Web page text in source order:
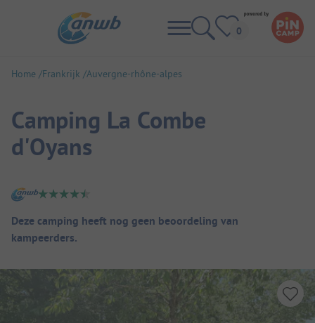
Home Frankrijk Auvergne-rhône-alpes
Camping La Combe
d'Oyans
Camping overzicht
Deze camping heeft nog geen beoordeling van
kampeerders.